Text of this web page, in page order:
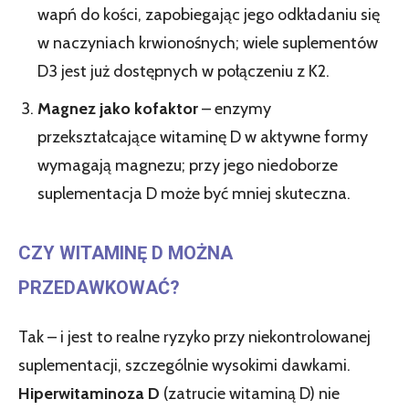
wapń do kości, zapobiegając jego odkładaniu się
w naczyniach krwionośnych; wiele suplementów
D3 jest już dostępnych w połączeniu z K2.
Magnez jako kofaktor– enzymy
przekształcające witaminę D w aktywne formy
wymagają magnezu; przy jego niedoborze
suplementacja D może być mniej skuteczna.
CZY WITAMINĘ D MOŻNA
PRZEDAWKOWAĆ?
Tak – i jest to realne ryzyko przy niekontrolowanej
suplementacji, szczególnie wysokimi dawkami.
Hiperwitaminoza D (zatrucie witaminą D) nie